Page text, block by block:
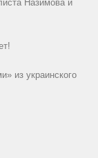
Назимова и
из украинского